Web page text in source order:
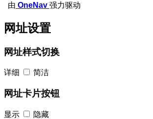
由 OneNav 强力驱动
网址设置
网址样式切换
详细 简洁
网址卡片按钮
显示 隐藏